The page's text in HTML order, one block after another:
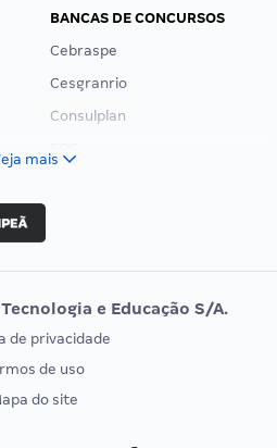
BANCAS DE CONCURSOS
Cebraspe
Cesgranrio
Consulplan
Vunesp
EXAME DE ORDEM
mais
e Educação S/A.
de privacidade
de uso
do site